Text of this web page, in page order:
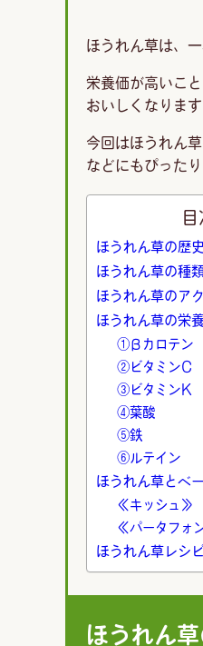
ほうれん草は、
栄養価が高いこ
おいしくなります
今回はほうれん
などにもぴった
目
ほうれん草の歴史
ほうれん草の種
ほうれん草のアク
ほうれん草の栄
①βカロテン
②ビタミンＣ
③ビタミンＫ
④葉酸
⑤鉄
⑥ルテイン
ほうれん草とベ
≪キッシュ≫
≪パータフォ
ほうれん草レシ
ほうれん